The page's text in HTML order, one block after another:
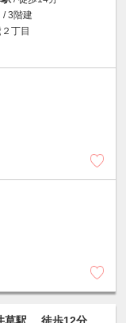
/ 3階建
丁目
草駅
徒歩12分